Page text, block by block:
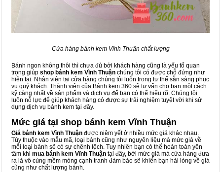
Cửa hàng bánh kem Vĩnh Thuận chất lượng
Bánh ngon không thôi thì chưa đủ bởi khách hàng cũng là yếu tố quan
trọng giúp shop bánh kem Vĩnh Thuận chúng tôi có được chỗ đứng như
hiện tại. Nhân viên tại cửa hàng chúng tôi luôn trong tư thế sẵn sàng phục
vụ quý khách. Thành viên của Bánh kem 360 sẽ tư vấn cho bạn một cách
kỹ càng nhất về sản phẩm và dịch vụ để bạn có thể hiểu rõ. Chúng tôi
luôn nỗ lực để giúp khách hàng có được sự trải nghiệm tuyệt vời khi sử
dụng dịch vụ bánh kem tại đây.
Mức giá tại shop bánh kem Vĩnh Thuận
Giá bánh kem Vĩnh Thuận được niêm yết ở nhiều mức giá khác nhau.
Tùy thuộc vào mẫu mã, loại bánh cũng như nguyên liệu mà mức giá về
mỗi loại bánh sẽ có sự chênh lệch. Tuy nhiên bạn có thể hoàn toàn yên
tâm khi mua bánh kem Vĩnh Thuận tại đây, bởi mức giá mà cửa hàng đưa
ra là vô cùng mềm mỏng cạnh tranh đảm bảo sẽ khiến bạn hài lòng về giá
cũng như chất lượng bánh.